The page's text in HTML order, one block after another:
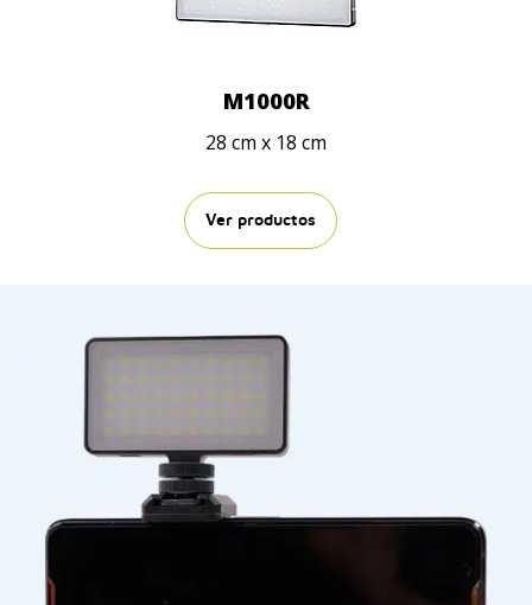
M1000R
28 cm x 18 cm
Ver productos